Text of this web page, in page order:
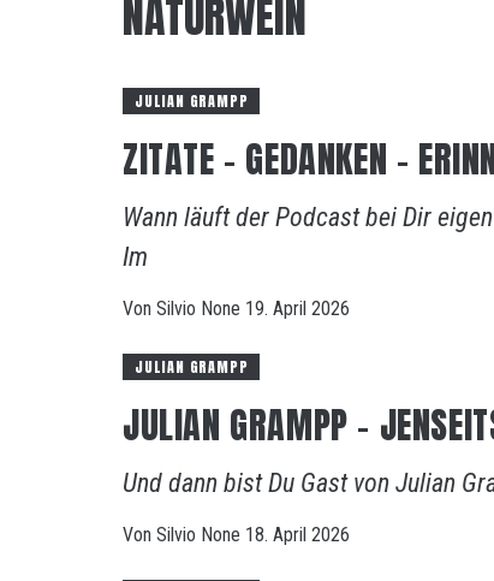
NATURWEIN
JULIAN GRAMPP
ZITATE – GEDANKEN –
Wann läuft der Podcast bei Dir
Im
Von Silvio None 19. April 2026
JULIAN GRAMPP
JULIAN GRAMPP –
Und dann bist Du Gast von Julian
Von Silvio None 18. April 2026